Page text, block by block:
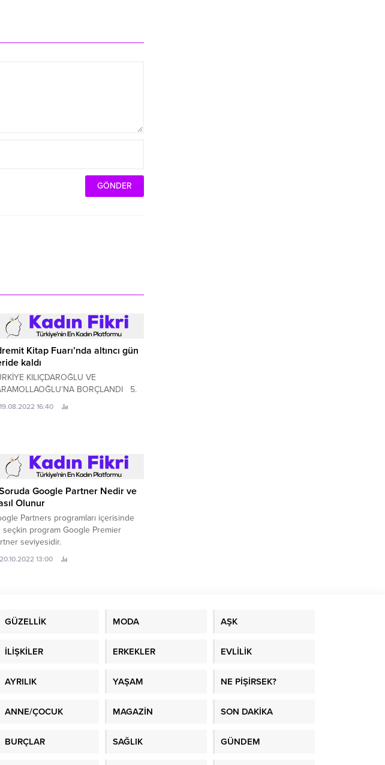
Kitap Fuarı’nda altıncı gün
kaldı
KILIÇDAROĞLU VE
BORÇLANDI 5.
16:40
Google Partner Nedir ve
Olunur
Partners programları içerisinde
seçkin program Google Premier
seviyesidir.
13:00
GÜZELLİK MODA AŞK
İLİŞKİLER ERKEKLER EVLİLİK
AYRILIK YAŞAM NE PİŞİRSEK?
ANNE/ÇOCUK MAGAZİN SON DAKİKA
BURÇLAR SAĞLIK GÜNDEM